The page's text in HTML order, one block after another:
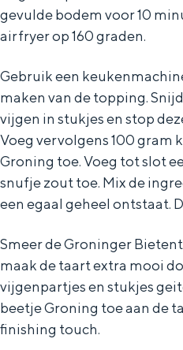
gevulde bodem voor 10
airfryer op 160 graden.
Gebruik een
maken van de topping.
vijgen in stukjes en stop
Voeg vervolgens 100 gram
Groning toe. Voeg tot slot
snufje zout toe. Mix de
een egaal geheel ontstaat.
Smeer de Groninger
maak de taart extra mooi
vijgenpartjes en stukjes
beetje Groning toe aan de
finishing touch.